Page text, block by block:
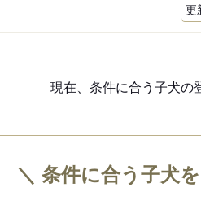
現在、条件に合う子犬の
＼ 条件に合う子犬